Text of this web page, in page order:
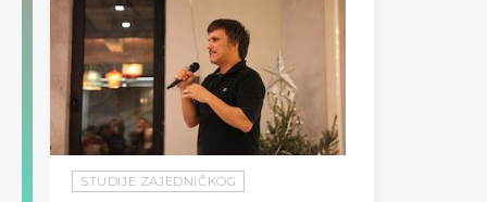
STUDIJE ZAJEDNIČKOG